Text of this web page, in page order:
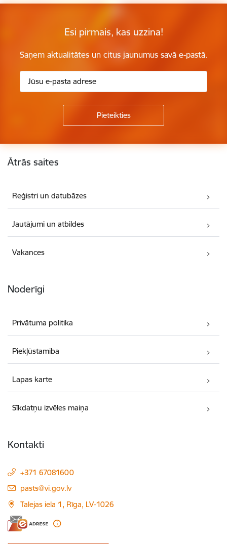
Esi pirmais, kas uzzina!
Saņem aktualitātes un citus jaunumus savā e-pastā.
Kājene
Ātrās saites
Reģistri un datubāzes
Jautājumi un atbildes
Vakances
Noderīgi
Privātuma politika
Piekļūstamība
Lapas karte
Sīkdatņu izvēles maiņa
Kontakti
+371 67081600
E-pasts:
pasts@vi.gov.lv
Talejas iela 1, Rīga, LV-1026